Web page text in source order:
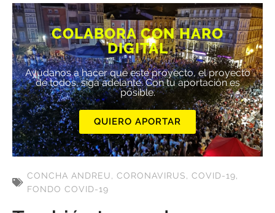
COLABORA CON HARO
DIGITAL
Ayúdanos a hacer que este proyecto, el proyecto
de todos, siga adelante. Con tu aportación es
posible.
QUIERO APORTAR
CONCHA ANDREU, CORONAVIRUS, COVID-19,
FONDO COVID-19